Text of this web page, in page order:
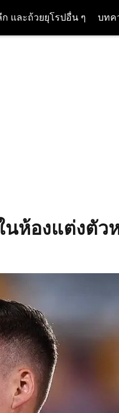
และถ้วยยุโรปอื่น ๆ บทค
นห้องแต่งตั